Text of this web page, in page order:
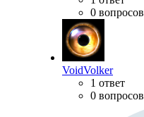
0 вопросов
VoidVolker
1 ответ
0 вопросов